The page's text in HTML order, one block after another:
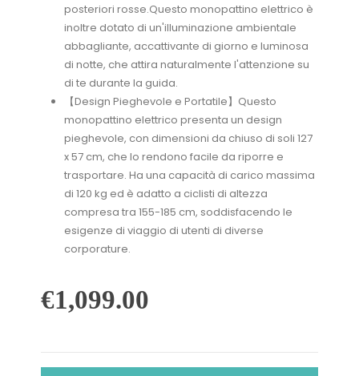
posteriori rosse.Questo monopattino elettrico è
inoltre dotato di un'illuminazione ambientale
abbagliante, accattivante di giorno e luminosa
di notte, che attira naturalmente l'attenzione su
di te durante la guida.
【Design Pieghevole e Portatile】Questo
monopattino elettrico presenta un design
pieghevole, con dimensioni da chiuso di soli 127
x 57 cm, che lo rendono facile da riporre e
trasportare. Ha una capacità di carico massima
di 120 kg ed è adatto a ciclisti di altezza
compresa tra 155-185 cm, soddisfacendo le
esigenze di viaggio di utenti di diverse
corporature.
€1,099.00